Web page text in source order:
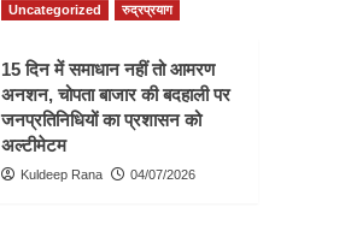
Uncategorized रुद्रप्रयाग
15 दिन में समाधान नहीं तो आमरण
अनशन, चोपता बाजार की बदहाली पर
जनप्रतिनिधियों का प्रशासन को
अल्टीमेटम
Kuldeep Rana 04/07/2026